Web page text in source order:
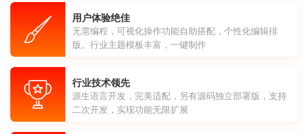
用户体验绝佳
无需编程，可视化操作功能自助搭配，个性化编辑排
版。行业主题模板丰富，一键制作
行业技术领先
源生语言开发，完美适配，另有源码独立部署版，支持
二次开发，实现功能无限扩展